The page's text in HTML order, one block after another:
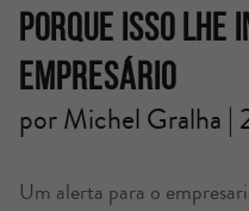
PORQUE ISSO LHE
EMPRESÁRIO
por Michel Gralha
Um alerta para o